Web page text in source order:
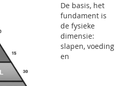
De basis, het
fundament is
de fysieke
dimensie:
slapen, voeding
en